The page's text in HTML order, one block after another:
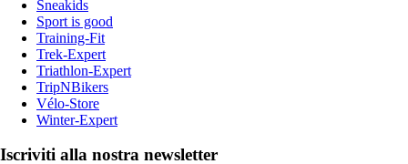
Sneakids
Sport is good
Training-Fit
Trek-Expert
Triathlon-Expert
TripNBikers
Vélo-Store
Winter-Expert
Iscriviti alla nostra newsletter